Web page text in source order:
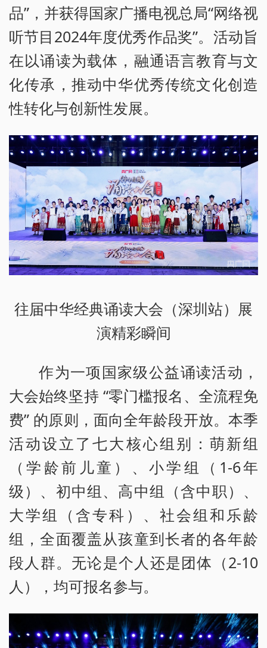
品”，并获得国家广播电视总局“网络视
听节目2024年度优秀作品奖”。活动旨
在以诵读为载体，融通语言教育与文
化传承，推动中华优秀传统文化创造
性转化与创新性发展。
往届中华经典诵读大会（深圳站）展
演精彩瞬间
作为一项国家级公益诵读活动，
大会始终坚持 “零门槛报名、全流程免
费” 的原则，面向全年龄段开放。本季
活动设立了七大核心组别：萌新组
（学龄前儿童）、小学组（1-6年
级）、初中组、高中组（含中职）、
大学组（含专科）、社会组和乐龄
组，全面覆盖从孩童到长者的各年龄
段人群。无论是个人还是团体（2-10
人），均可报名参与。